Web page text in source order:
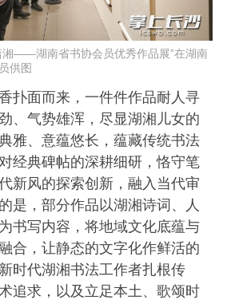
湘——湖南省书协会员优秀作品展”在湖南
供图
扑面而来，一件件作品耐人寻
、气势雄浑，尽显湖湘儿女的
雅、意蕴悠长，蕴藏传统书法
经典碑帖的深耕细研，恪守笔
新风的探索创新，融入当代审
是，部分作品以湖湘诗词、人
书写内容，将地域文化底蕴与
合，让静态的文字化作鲜活的
时代湖湘书法工作者扎根传
追求，以及立足本土、歌颂时